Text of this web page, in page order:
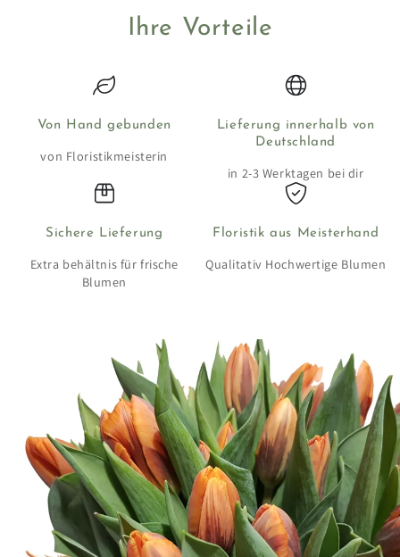
Ihre Vorteile
Von Hand gebunden
von Floristikmeisterin
Lieferung innerhalb von
Deutschland
in 2-3 Werktagen bei dir
Sichere Lieferung
Extra behältnis für frische
Blumen
Floristik aus Meisterhand
Qualitativ Hochwertige Blumen